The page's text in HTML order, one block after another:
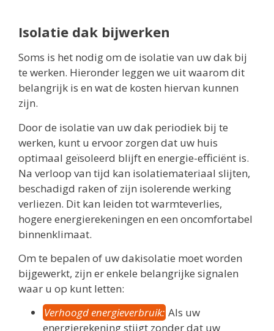
Isolatie dak bijwerken
Soms is het nodig om de isolatie van uw dak bij
te werken. Hieronder leggen we uit waarom dit
belangrijk is en wat de kosten hiervan kunnen
zijn.
Door de isolatie van uw dak periodiek bij te
werken, kunt u ervoor zorgen dat uw huis
optimaal geïsoleerd blijft en energie-efficiënt is.
Na verloop van tijd kan isolatiemateriaal slijten,
beschadigd raken of zijn isolerende werking
verliezen. Dit kan leiden tot warmteverlies,
hogere energierekeningen en een oncomfortabel
binnenklimaat.
Om te bepalen of uw dakisolatie moet worden
bijgewerkt, zijn er enkele belangrijke signalen
waar u op kunt letten:
Verhoogd energieverbruik: Als uw
energierekening stijgt zonder dat uw